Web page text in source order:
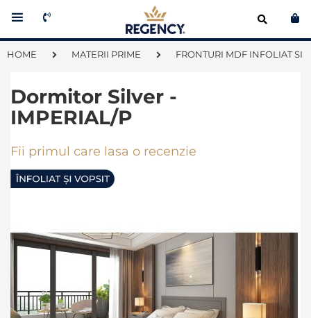
HOME MATERII PRIME FRONTURI MDF INFOLIAT SI
Skip
to
of
the
Dormitor Silver -
IMPERIAL/P
Fii primul care lasa o recenzie